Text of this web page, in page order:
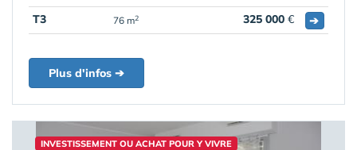
T3 76 m2 325 000 € ➔
Plus d'infos ➔
INVESTISSEMENT OU ACHAT POUR Y VIVRE